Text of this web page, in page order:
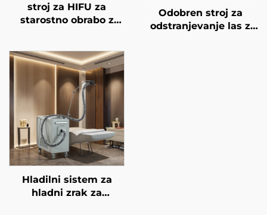
stroj za HIFU za
starostno obrabo z
frekvencah,
dvigovanje obraza,
napenjanje kože in
modeliranje telesa
Odobren stroj za
odstranjevanje las z
Hladilni sistem za
hladni zrak za